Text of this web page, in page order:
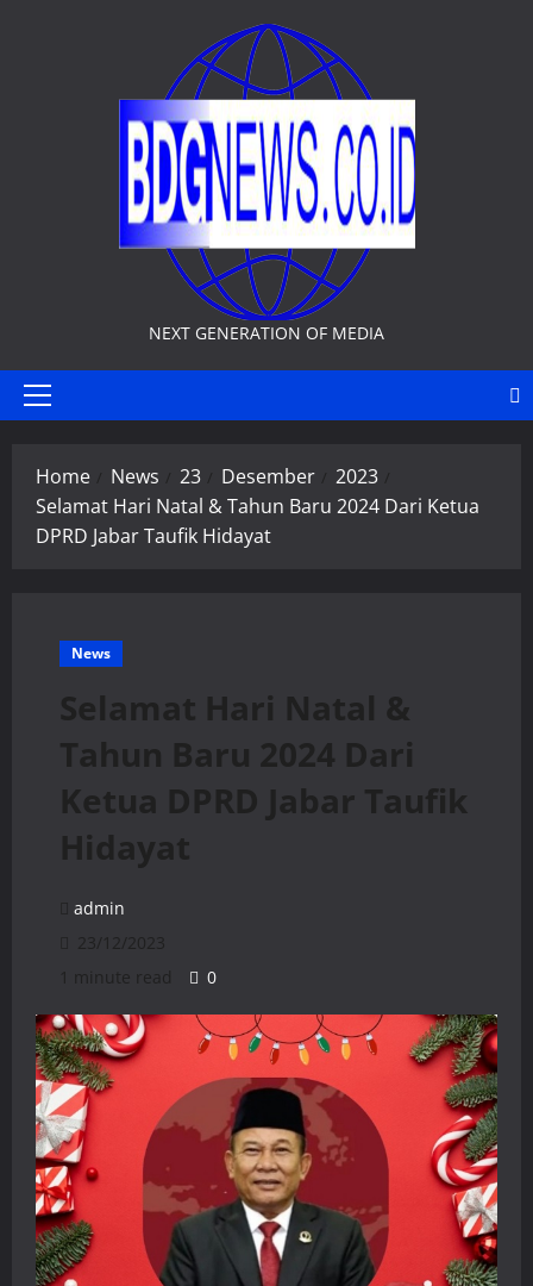
NEXT GENERATION OF MEDIA
Primary
Home News 23 Desember
2023
Selamat Hari Natal & Tahun Baru 2024 Dari Ketua
DPRD Jabar Taufik Hidayat
News
Selamat Hari Natal &
Tahun Baru 2024 Dari
Ketua DPRD Jabar Taufik
Hidayat
admin
23/12/2023
1 minute read
0